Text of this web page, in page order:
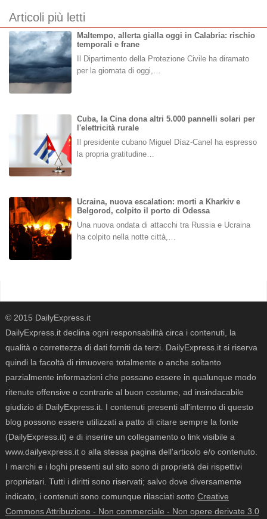
Articoli più letti
Maltempo, allerta gialla oggi in Calabria: rischio
temporali e frane
Il Dipartimento della Protezione Civile ha diramato
per la giornata di oggi,…
Cuba, la Cina dona altri 5.000 pannelli solari per
l'elettricità rurale
Il presidente cubano Miguel Díaz-Canel ha espresso
la propria gratitudine…
Ucraina, nuova escalation: morti a Kharkiv e
Belgorod, colpito il porto di Odessa
Una nuova ondata di attacchi tra Russia e Ucraina
ha colpito nella notte città,…
© 2015 DailyExpress.it
DailyExpress.it declina ogni responsabilità circa i contenuti, la
qualità o correttezza di dati forniti da terzi. DailyExpress.it si riserva
quindi la facoltà di rimuovere totalmente o anche soltanto
parzialmente informazioni che possano essere in qualunque modo
ritenute offensive o contrarie al buon costume, ad insindacabile
giudizio di DailyExpress.it. I contenuti presenti all'interno di questo
blog possono essere utilizzati a patto di citare sempre la fonte
(DailyExpress.it) e di inserire un collegamento o link visibile a
www.dailyexpress.it o alla stessa pagina dell'articolo e/o contenuto.
I marchi e i loghi presenti sul sito sono di proprietà dei rispettivi
proprietari. Tutti i diritti sono riservati; salvo dove diversamente
indicato, i contenuti sono comunque rilasciati sotto Creative
Commons Attribuzione - Non commerciale - Non opere derivate 3.0